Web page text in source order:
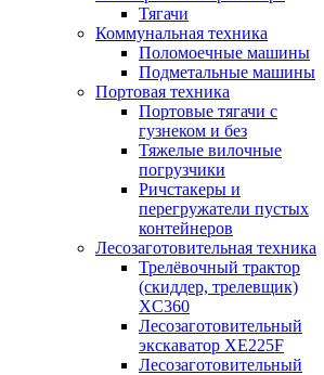
Тягачи
Коммунальная техника
Поломоечные машины
Подметальные машины
Портовая техника
Портовые тягачи с
гузнеком и без
Тяжелые вилочные
погрузчики
Ричстакеры и
перегружатели пустых
контейнеров
Лесозаготовительная техника
Трелёвочный трактор
(скиддер, трелевщик)
XC360
Лесозаготовительный
экскаватор XE225F
Лесозаготовительный